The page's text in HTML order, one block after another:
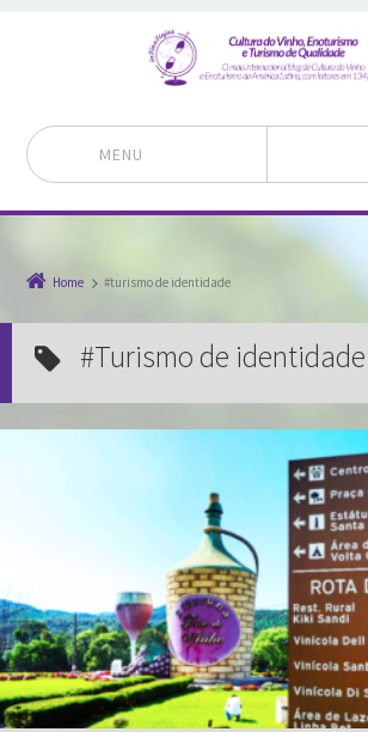
MENU
Home #turismo de identidade
#turismo de identidade